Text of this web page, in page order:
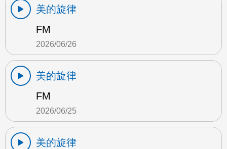
美的旋律
FM
2026/06/26
美的旋律
FM
2026/06/25
美的旋律